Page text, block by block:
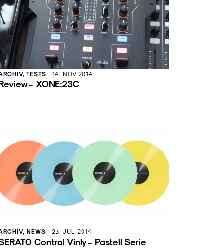
TESTS 14. NOV 2014
- XONE:23C
NEWS 23. JUL 2014
Control Vinly - Pastell Serie